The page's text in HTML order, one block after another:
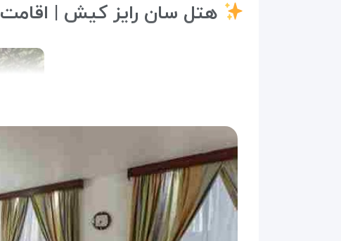
هتل سان رایز کیش | اقامت ۳ ستاره در قلب جزیره و نزدیک ساحل